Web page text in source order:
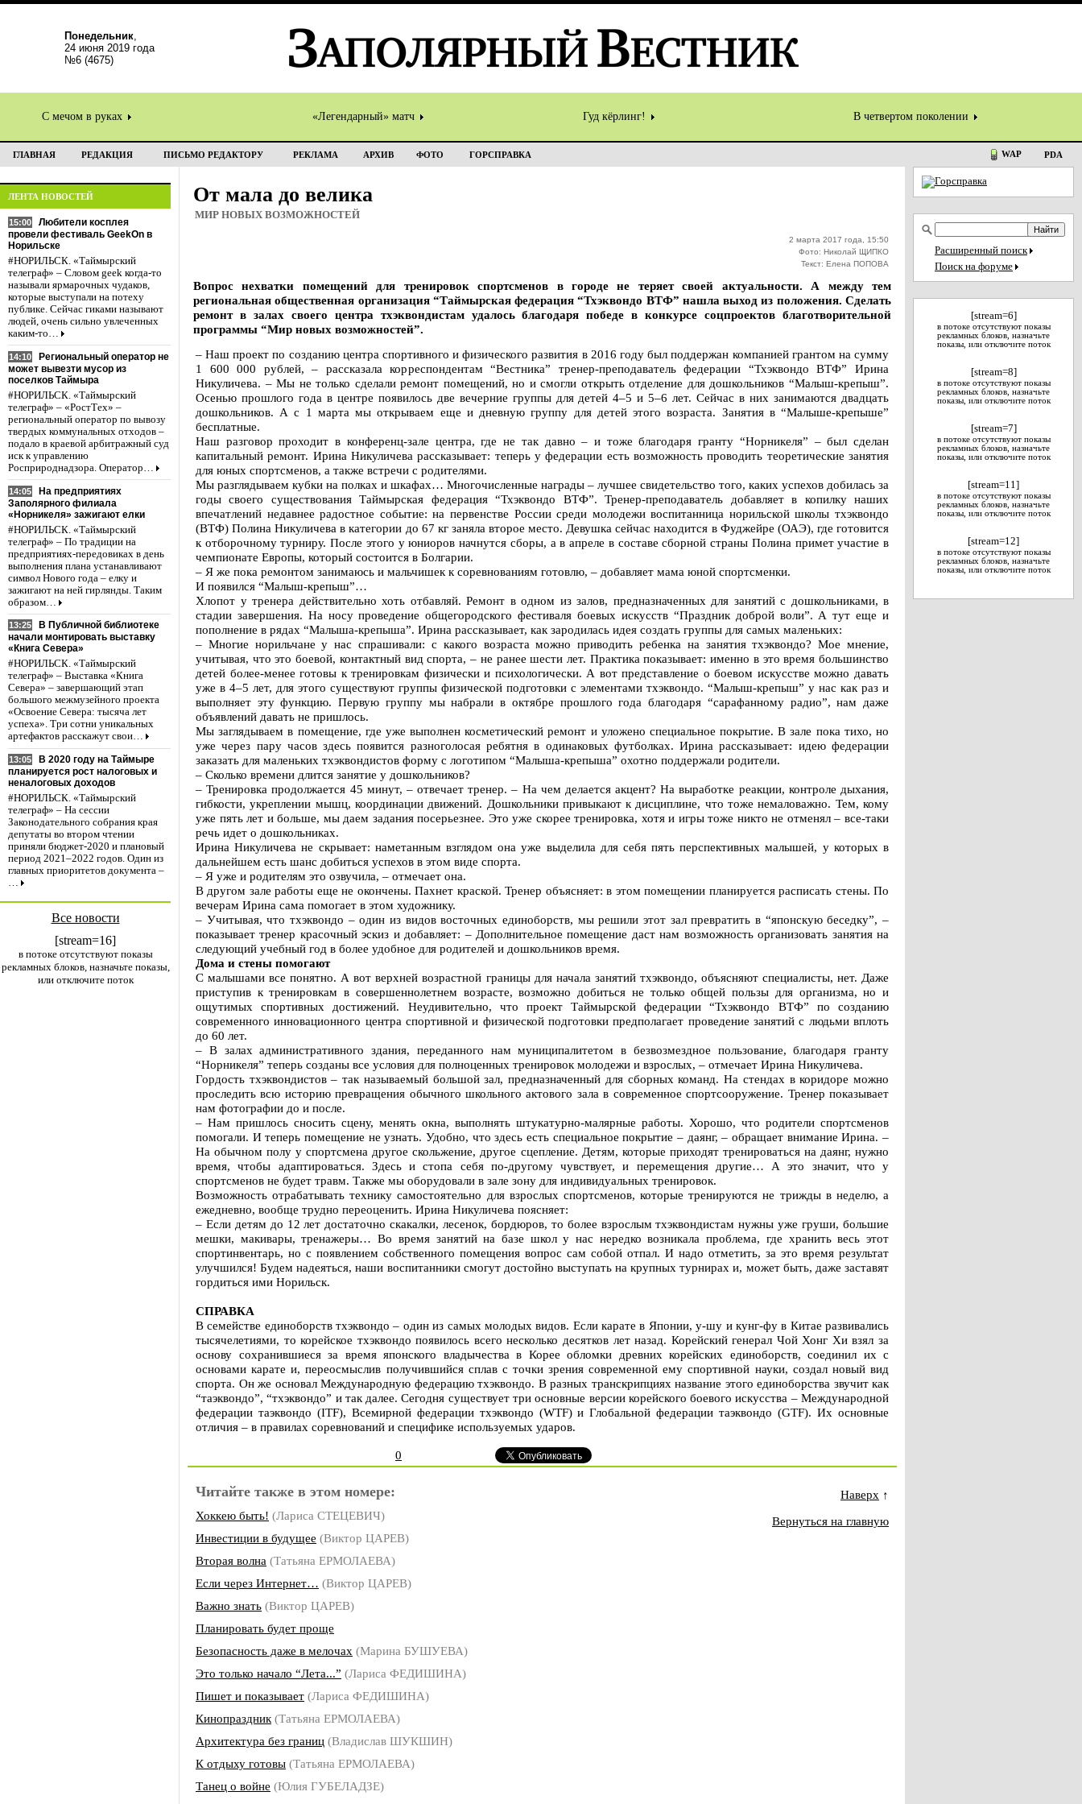
Понедельник,
24 июня 2019 года
№6 (4675)
С мечом в руках «Легендарный» матч Гуд кёрлинг! В четвертом поколении
ГЛАВНАЯ РЕДАКЦИЯ ПИСЬМО РЕДАКТОРУ РЕКЛАМА АРХИВ ФОТО ГОРСПРАВКА WAP PDA
ЛЕНТА НОВОСТЕЙ
15:00
Любители косплея
провели фестиваль GeekOn в
Норильске
#НОРИЛЬСК. «Таймырский
телеграф» – Словом geek когда-то
называли ярмарочных чудаков,
которые выступали на потеху
публике. Сейчас гиками называют
людей, очень сильно увлеченных
каким-то…
14:10
Региональный оператор не
может вывезти мусор из
поселков Таймыра
#НОРИЛЬСК. «Таймырский
телеграф» – «РостТех» –
региональный оператор по вывозу
твердых коммунальных отходов –
подало в краевой арбитражный суд
иск к управлению
Росприроднадзора. Оператор…
14:05
На предприятиях
Заполярного филиала
«Норникеля» зажигают елки
#НОРИЛЬСК. «Таймырский
телеграф» – По традиции на
предприятиях-передовиках в день
выполнения плана устанавливают
символ Нового года – елку и
зажигают на ней гирлянды. Таким
образом…
13:25
В Публичной библиотеке
начали монтировать выставку
«Книга Севера»
#НОРИЛЬСК. «Таймырский
телеграф» – Выставка «Книга
Севера» – завершающий этап
большого межмузейного проекта
«Освоение Севера: тысяча лет
успеха». Три сотни уникальных
артефактов расскажут свои…
13:05
В 2020 году на Таймыре
планируется рост налоговых и
неналоговых доходов
#НОРИЛЬСК. «Таймырский
телеграф» – На сессии
Законодательного собрания края
депутаты во втором чтении
приняли бюджет-2020 и плановый
период 2021–2022 годов. Один из
главных приоритетов документа –
…
Все новости
[stream=16]
в потоке отсутствуют показы
рекламных блоков, назначьте показы,
или отключите поток
От мала до велика
МИР НОВЫХ ВОЗМОЖНОСТЕЙ
2 марта 2017 года, 15:50
Фото: Николай ЩИПКО
Текст: Елена ПОПОВА
Вопрос нехватки помещений для тренировок спортсменов в городе не теряет своей актуальности. А между тем
региональная общественная организация “Таймырская федерация “Тхэквондо ВТФ” нашла выход из положения. Сделать
ремонт в залах своего центра тхэквондистам удалось благодаря победе в конкурсе соцпроектов благотворительной
программы “Мир новых возможностей”.
– Наш проект по созданию центра спортивного и физического развития в 2016 году был поддержан компанией грантом на сумму
1 600 000 рублей, – рассказала корреспондентам “Вестника” тренер-преподаватель федерации “Тхэквондо ВТФ” Ирина
Никуличева. – Мы не только сделали ремонт помещений, но и смогли открыть отделение для дошкольников “Малыш-крепыш”.
Осенью прошлого года в центре появилось две вечерние группы для детей 4–5 и 5–6 лет. Сейчас в них занимаются двадцать
дошкольников. А с 1 марта мы открываем еще и дневную группу для детей этого возраста. Занятия в “Малыше-крепыше”
бесплатные.
Наш разговор проходит в конференц-зале центра, где не так давно – и тоже благодаря гранту “Норникеля” – был сделан
капитальный ремонт. Ирина Никуличева рассказывает: теперь у федерации есть возможность проводить теоретические занятия
для юных спортсменов, а также встречи с родителями.
Мы разглядываем кубки на полках и шкафах… Многочисленные награды – лучшее свидетельство того, каких успехов добилась за
годы своего существования Таймырская федерация “Тхэквондо ВТФ”. Тренер-преподаватель добавляет в копилку наших
впечатлений недавнее радостное событие: на первенстве России среди молодежи воспитанница норильской школы тхэквондо
(ВТФ) Полина Никуличева в категории до 67 кг заняла второе место. Девушка сейчас находится в Фуджейре (ОАЭ), где готовится
к отборочному турниру. После этого у юниоров начнутся сборы, а в апреле в составе сборной страны Полина примет участие в
чемпионате Европы, который состоится в Болгарии.
– Я же пока ремонтом занимаюсь и мальчишек к соревнованиям готовлю, – добавляет мама юной спортсменки.
И появился “Малыш-крепыш”…
Хлопот у тренера действительно хоть отбавляй. Ремонт в одном из залов, предназначенных для занятий с дошкольниками, в
стадии завершения. На носу проведение общегородского фестиваля боевых искусств “Праздник доброй воли”. А тут еще и
пополнение в рядах “Малыша-крепыша”. Ирина рассказывает, как зародилась идея создать группы для самых маленьких:
– Многие норильчане у нас спрашивали: с какого возраста можно приводить ребенка на занятия тхэквондо? Мое мнение,
учитывая, что это боевой, контактный вид спорта, – не ранее шести лет. Практика показывает: именно в это время большинство
детей более-менее готовы к тренировкам физически и психологически. А вот представление о боевом искусстве можно давать
уже в 4–5 лет, для этого существуют группы физической подготовки с элементами тхэквондо. “Малыш-крепыш” у нас как раз и
выполняет эту функцию. Первую группу мы набрали в октябре прошлого года благодаря “сарафанному радио”, нам даже
объявлений давать не пришлось.
Мы заглядываем в помещение, где уже выполнен косметический ремонт и уложено специальное покрытие. В зале пока тихо, но
уже через пару часов здесь появится разноголосая ребятня в одинаковых футболках. Ирина рассказывает: идею федерации
заказать для маленьких тхэквондистов форму с логотипом “Малыша-крепыша” охотно поддержали родители.
– Сколько времени длится занятие у дошкольников?
– Тренировка продолжается 45 минут, – отвечает тренер. – На чем делается акцент? На выработке реакции, контроле дыхания,
гибкости, укреплении мышц, координации движений. Дошкольники привыкают к дисциплине, что тоже немаловажно. Тем, кому
уже пять лет и больше, мы даем задания посерьезнее. Это уже скорее тренировка, хотя и игры тоже никто не отменял – все-таки
речь идет о дошкольниках.
Ирина Никуличева не скрывает: наметанным взглядом она уже выделила для себя пять перспективных малышей, у которых в
дальнейшем есть шанс добиться успехов в этом виде спорта.
– Я уже и родителям это озвучила, – отмечает она.
В другом зале работы еще не окончены. Пахнет краской. Тренер объясняет: в этом помещении планируется расписать стены. По
вечерам Ирина сама помогает в этом художнику.
– Учитывая, что тхэквондо – один из видов восточных единоборств, мы решили этот зал превратить в “японскую беседку”, –
показывает тренер красочный эскиз и добавляет: – Дополнительное помещение даст нам возможность организовать занятия на
следующий учебный год в более удобное для родителей и дошкольников время.
Дома и стены помогают
С малышами все понятно. А вот верхней возрастной границы для начала занятий тхэквондо, объясняют специалисты, нет. Даже
приступив к тренировкам в совершеннолетнем возрасте, возможно добиться не только общей пользы для организма, но и
ощутимых спортивных достижений. Неудивительно, что проект Таймырской федерации “Тхэквондо ВТФ” по созданию
современного инновационного центра спортивной и физической подготовки предполагает проведение занятий с людьми вплоть
до 60 лет.
– В залах административного здания, переданного нам муниципалитетом в безвозмездное пользование, благодаря гранту
“Норникеля” теперь созданы все условия для полноценных тренировок молодежи и взрослых, – отмечает Ирина Никуличева.
Гордость тхэквондистов – так называемый большой зал, предназначенный для сборных команд. На стендах в коридоре можно
проследить всю историю превращения обычного школьного актового зала в современное спортсооружение. Тренер показывает
нам фотографии до и после.
– Нам пришлось сносить сцену, менять окна, выполнять штукатурно-малярные работы. Хорошо, что родители спортсменов
помогали. И теперь помещение не узнать. Удобно, что здесь есть специальное покрытие – даянг, – обращает внимание Ирина. –
На обычном полу у спортсмена другое скольжение, другое сцепление. Детям, которые приходят тренироваться на даянг, нужно
время, чтобы адаптироваться. Здесь и стопа себя по-другому чувствует, и перемещения другие… А это значит, что у
спортсменов не будет травм. Также мы оборудовали в зале зону для индивидуальных тренировок.
Возможность отрабатывать технику самостоятельно для взрослых спортсменов, которые тренируются не трижды в неделю, а
ежедневно, вообще трудно переоценить. Ирина Никуличева поясняет:
– Если детям до 12 лет достаточно скакалки, лесенок, бордюров, то более взрослым тхэквондистам нужны уже груши, большие
мешки, макивары, тренажеры… Во время занятий на базе школ у нас нередко возникала проблема, где хранить весь этот
спортинвентарь, но с появлением собственного помещения вопрос сам собой отпал. И надо отметить, за это время результат
улучшился! Будем надеяться, наши воспитанники смогут достойно выступать на крупных турнирах и, может быть, даже заставят
гордиться ими Норильск.
СПРАВКА
В семействе единоборств тхэквондо – один из самых молодых видов. Если карате в Японии, у-шу и кунг-фу в Китае развивались
тысячелетиями, то корейское тхэквондо появилось всего несколько десятков лет назад. Корейский генерал Чой Хонг Хи взял за
основу сохранившиеся за время японского владычества в Корее обломки древних корейских единоборств, соединил их с
основами карате и, переосмыслив получившийся сплав с точки зрения современной ему спортивной науки, создал новый вид
спорта. Он же основал Международную федерацию тхэквондо. В разных транскрипциях название этого единоборства звучит как
“таэквондо”, “тхэквондо” и так далее. Сегодня существует три основные версии корейского боевого искусства – Международной
федерации таэквондо (ITF), Всемирной федерации тхэквондо (WTF) и Глобальной федерации таэквондо (GTF). Их основные
отличия – в правилах соревнований и специфике используемых ударов.
0
Читайте также в этом номере:
Хоккею быть! (Лариса СТЕЦЕВИЧ)
Инвестиции в будущее (Виктор ЦАРЕВ)
Вторая волна (Татьяна ЕРМОЛАЕВА)
Если через Интернет… (Виктор ЦАРЕВ)
Важно знать (Виктор ЦАРЕВ)
Планировать будет проще
Безопасность даже в мелочах (Марина БУШУЕВА)
Это только начало “Лета...” (Лариса ФЕДИШИНА)
Пишет и показывает (Лариса ФЕДИШИНА)
Кинопраздник (Татьяна ЕРМОЛАЕВА)
Архитектура без границ (Владислав ШУКШИН)
К отдыху готовы (Татьяна ЕРМОЛАЕВА)
Танец о войне (Юлия ГУБЕЛАДЗЕ)
Наверх ↑
Вернуться на главную
Расширенный поиск
Поиск на форуме
[stream=6]
в потоке отсутствуют показы
рекламных блоков, назначьте
показы, или отключите поток
[stream=8]
в потоке отсутствуют показы
рекламных блоков, назначьте
показы, или отключите поток
[stream=7]
в потоке отсутствуют показы
рекламных блоков, назначьте
показы, или отключите поток
[stream=11]
в потоке отсутствуют показы
рекламных блоков, назначьте
показы, или отключите поток
[stream=12]
в потоке отсутствуют показы
рекламных блоков, назначьте
показы, или отключите поток